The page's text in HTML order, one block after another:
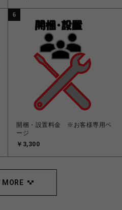
6
開梱・設置料金 ※お客様専用ペ
ージ
￥3,300
MORE